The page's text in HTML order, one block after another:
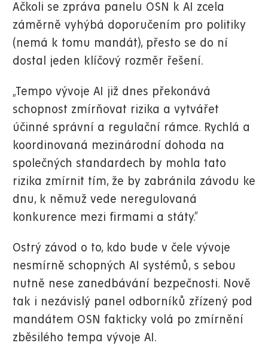
Ačkoli se zpráva panelu OSN k AI zcela
záměrně vyhýbá doporučením pro politiky
(nemá k tomu mandát), přesto se do ní
dostal jeden klíčový rozměr řešení.
„Tempo vývoje AI již dnes překonává
schopnost zmírňovat rizika a vytvářet
účinné správní a regulační rámce. Rychlá a
koordinovaná mezinárodní dohoda na
společných standardech by mohla tato
rizika zmírnit tím, že by zabránila závodu ke
dnu, k němuž vede neregulovaná
konkurence mezi firmami a státy.“
Ostrý závod o to, kdo bude v čele vývoje
nesmírně schopných AI systémů, s sebou
nutně nese zanedbávání bezpečnosti. Nově
tak i nezávislý panel odborníků zřízený pod
mandátem OSN fakticky volá po zmírnění
zběsilého tempa vývoje AI.